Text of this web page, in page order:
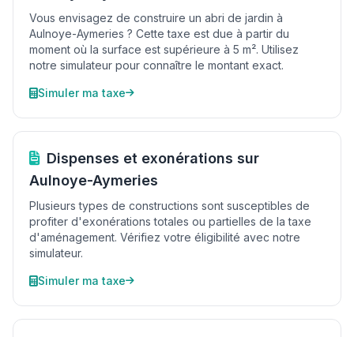
Vous envisagez de construire un abri de jardin à
Aulnoye-Aymeries ? Cette taxe est due à partir du
moment où la surface est supérieure à 5 m². Utilisez
notre simulateur pour connaître le montant exact.
Simuler ma taxe
Dispenses et exonérations sur
Aulnoye-Aymeries
Plusieurs types de constructions sont susceptibles de
profiter d'exonérations totales ou partielles de la taxe
d'aménagement. Vérifiez votre éligibilité avec notre
simulateur.
Simuler ma taxe